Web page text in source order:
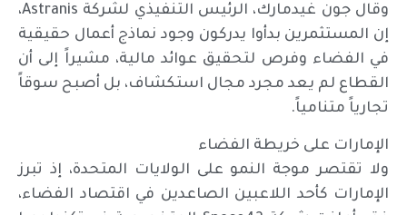
وقال جون غيدمارك، الرئيس التنفيذي لشركة Astranis،
إن المستثمرين بدأوا يدركون وجود نماذج أعمال حقيقية
في الفضاء وفرص لتحقيق عوائد مالية، مشيراً إلى أن
القطاع لم يعد مجرد مجال استكشاف، بل أصبح سوقاً
تجارياً متنامياً.
الإمارات على خريطة الفضاء
ولا تقتصر موجة النمو على الولايات المتحدة، إذ تبرز
الإمارات كأحد اللاعبين الصاعدين في اقتصاد الفضاء،